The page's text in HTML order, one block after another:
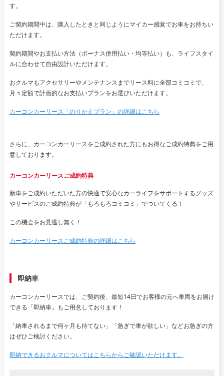
す。
ご契約期間中は、購入したときと同じようにマイカー感覚でお車をお持ちい
ただけます。
契約期間やお支払い方法（ボーナス併用払い・均等払い）も、ライフスタイ
ルに合わせて自由設計いただけます。
おクルマもアクセサリーやメンテナンスまでリース料に全部コミコミで、
月々定額で計画的なお支払いプランをお選びいただけます。
カーコンカーリース「のりかえプラン」の詳細はこちら
さらに、カーコンカーリースをご成約された方にもお得なご成約特典をご用
意しております。
カーコンカーリースご成約特典
新車をご成約いただいた方の快適で安心なカーライフをサポートするグッズ
やサービスのご成約特典が「もろもろコミコミ」でついてくる！
この機会をお見逃し無く！
カーコンカーリースご成約特典の詳細はこちら
即納車
カーコンカーリースでは、ご契約後、最短14日でお客様の元へ車両をお届け
できる「即納車」もご用意しております！
「納車されるまで何ヶ月も待てない」「急ぎで車が欲しい」などお急ぎの方
はぜひご検討ください。
即納できるおクルマについてはこちらからご確認いただけます。